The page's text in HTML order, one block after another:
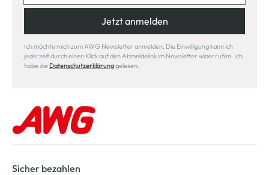
Jetzt anmelden
Ich möchte mich zum AWG Newsletter anmelden. Die Einwilligung kann ich
jederzeit durch einen Klick auf den Abmeldelink im Newsletter widerrufen. Ich
habe die Datenschutzerklärunggelesen.
Sicher bezahlen